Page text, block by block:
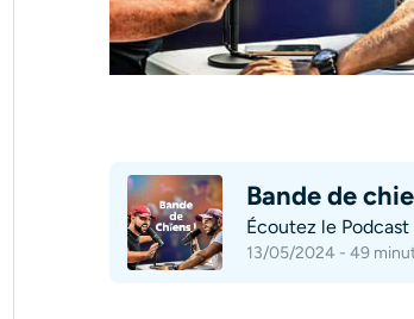
Bande de
Écoutez le Podcast
13/05/2024 - 49